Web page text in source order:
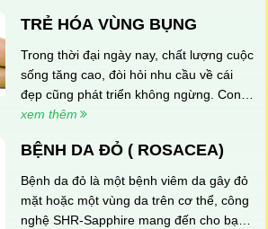
đớn
máu
gây mê, tiêm tê...
trị nhanh
hơn mọi cách
thực hiện
TRẺ HÓA VÙNG BỤNG
Trong thời đại ngày nay, chất lượng cuộc
sống tăng cao, đòi hỏi nhu cầu về cái
đẹp cũng phát triển không ngừng. Con
người sẵn sàng đầu tư ngân sách lớn
xem thêm
BỆNH DA ĐỎ ( ROSACEA)
Bệnh da đỏ là một bệnh viêm da gây đỏ
mặt hoặc một vùng da trên cơ thể, công
nghệ SHR-Sapphire mang đến cho bạn